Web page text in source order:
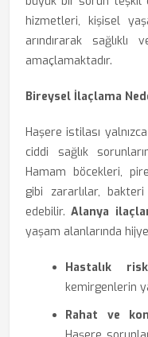
hizmetleri, kişisel
arındırarak
amaçlamaktadır.
Bireysel İlaçlama
Haşere istilası
ciddi sağlık
Hamam böcekleri,
gibi zararlılar,
edebilir.Alanya
yaşam alanlarında
Hastalık
kemirgenlerin
Rahat ve